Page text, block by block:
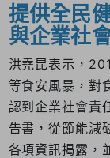
提供全民
與企業社
洪堯昆表示，
等食安風暴，對
認到企業社會責
告書，從節能減
各項資訊揭露，